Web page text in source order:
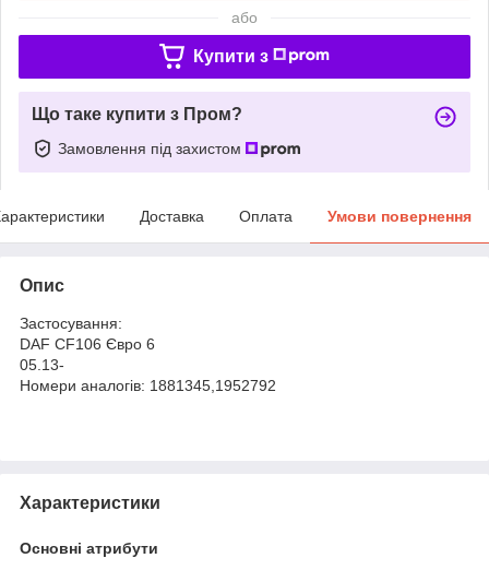
або
Купити з
Що таке купити з Пром?
Замовлення під захистом
Доставка Оплата Умови повернення
Опис
Застосування:
DAF CF106 Євро 6
05.13-
Номери аналогів: 1881345,1952792
Характеристики
Основні атрибути